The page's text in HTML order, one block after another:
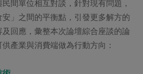
間單位相互對談，針對現有問題，
」之間的平衡點，引發更多解方的
回應，彙整本次論壇綜合座談的論
產業與消費端做為行動方向：